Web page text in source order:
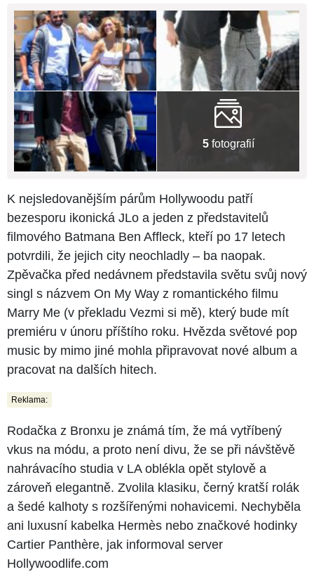
5fotografií
K nejsledovanějším párům Hollywoodu patří
bezesporu ikonická JLo a jeden z představitelů
filmového Batmana Ben Affleck, kteří po 17 letech
potvrdili, že jejich city neochladly – ba naopak.
Zpěvačka před nedávnem představila světu svůj nový
singl s názvem On My Way z romantického filmu
Marry Me (v překladu Vezmi si mě), který bude mít
premiéru v únoru příštího roku. Hvězda světové pop
music by mimo jiné mohla připravovat nové album a
pracovat na dalších hitech.
Reklama:
Rodačka z Bronxu je známá tím, že má vytříbený
vkus na módu, a proto není divu, že se při návštěvě
nahrávacího studia v LA oblékla opět stylově a
zároveň elegantně. Zvolila klasiku, černý kratší rolák
a šedé kalhoty s rozšířenými nohavicemi. Nechyběla
ani luxusní kabelka Hermès nebo značkové hodinky
Cartier Panthère, jak informoval server
Hollywoodlife.com